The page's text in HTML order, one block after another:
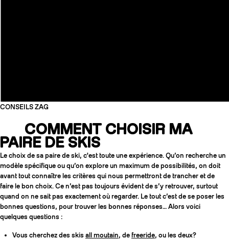
COUTEAUX
CONSEILS ZAG
COMMENT CHOISIR MA
PAIRE DE SKIS
Le choix de sa paire de ski, c'est toute une expérience. Qu’on recherche un
modèle spécifique ou qu’on explore un maximum de possibilités, on doit
avant tout connaître les critères qui nous permettront de trancher et de
faire le bon choix. Ce n’est pas toujours évident de s’y retrouver, surtout
quand on ne sait pas exactement où regarder. Le tout c’est de se poser les
bonnes questions, pour trouver les bonnes réponses… Alors voici
quelques questions :
Vous cherchez des skis all moutain, de freeride, ou les deux?